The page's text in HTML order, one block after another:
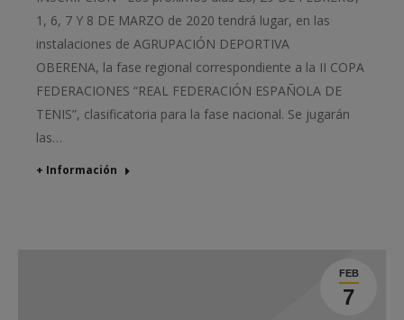
1, 6, 7 Y 8 DE MARZO de 2020 tendrá lugar, en las
instalaciones de AGRUPACIÓN DEPORTIVA
OBERENA, la fase regional correspondiente a la II COPA
FEDERACIONES “REAL FEDERACIÓN ESPAÑOLA DE
TENIS”, clasificatoria para la fase nacional. Se jugarán
las…
+ Información
FEB
7